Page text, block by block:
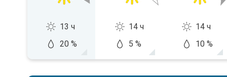
13 ч
20 %
14 ч
5 %
14 ч
10 %